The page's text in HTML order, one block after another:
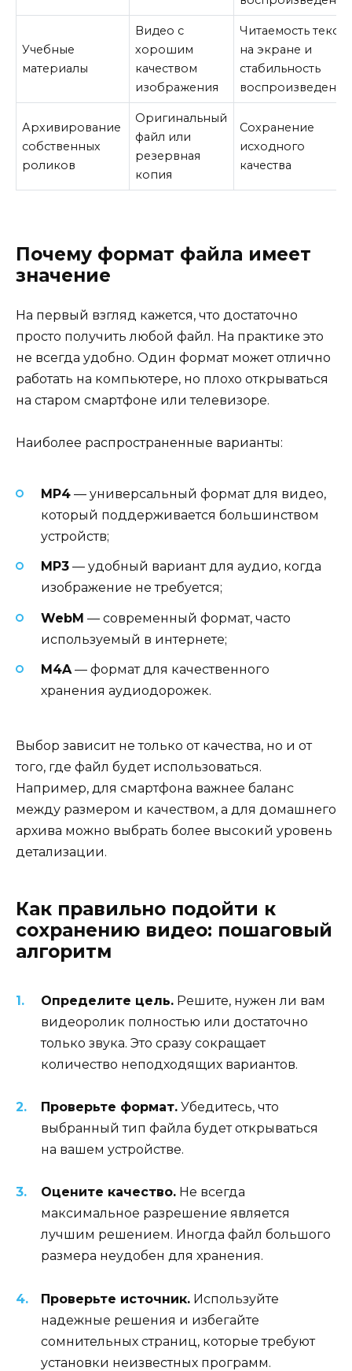
Учебные
материалы
Видео с
хорошим
качеством
изображения
Читаемость текста
на экране и
стабильность
воспроизведения
Архивирование
собственных
роликов
Оригинальный
файл или
резервная
копия
Сохранение
исходного
качества
Почему формат файла имеет
значение
На первый взгляд кажется, что достаточно
просто получить любой файл. На практике это
не всегда удобно. Один формат может отлично
работать на компьютере, но плохо открываться
на старом смартфоне или телевизоре.
Наиболее распространенные варианты:
MP4 — универсальный формат для видео,
который поддерживается большинством
устройств;
MP3 — удобный вариант для аудио, когда
изображение не требуется;
WebM — современный формат, часто
используемый в интернете;
M4A — формат для качественного
хранения аудиодорожек.
Выбор зависит не только от качества, но и от
того, где файл будет использоваться.
Например, для смартфона важнее баланс
между размером и качеством, а для домашнего
архива можно выбрать более высокий уровень
детализации.
Как правильно подойти к
сохранению видео: пошаговый
алгоритм
Определите цель. Решите, нужен ли вам
видеоролик полностью или достаточно
только звука. Это сразу сокращает
количество неподходящих вариантов.
Проверьте формат. Убедитесь, что
выбранный тип файла будет открываться
на вашем устройстве.
Оцените качество. Не всегда
максимальное разрешение является
лучшим решением. Иногда файл большого
размера неудобен для хранения.
Проверьте источник. Используйте
надежные решения и избегайте
сомнительных страниц, которые требуют
установки неизвестных программ.